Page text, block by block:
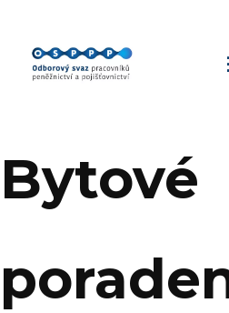
Bytové